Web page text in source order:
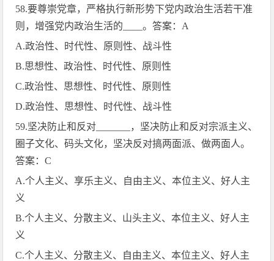
58.要尊崇党章，严格执行新形势下党内政治生活若干准
则，增强党内政治生活的 ____。答案： A
A.政治性、时代性、原则性、战斗性
B.思想性、政治性、时代性、原则性
C.政治性、思想性、时代性、原则性
D.政治性、思想性、时代性、战斗性
59.坚决防止和反对
，坚决防止和反对宗派主义、
圈子文化、码头文化，坚决反对搞两面派、做两面人。
答案：C
A.个人主义、享乐主义、自由主义、本位主义、好人主
义
B.个人主义、分散主义、山头主义、本位主义、好人主
义
C.个人主义、分散主义、自由主义、本位主义、好人主